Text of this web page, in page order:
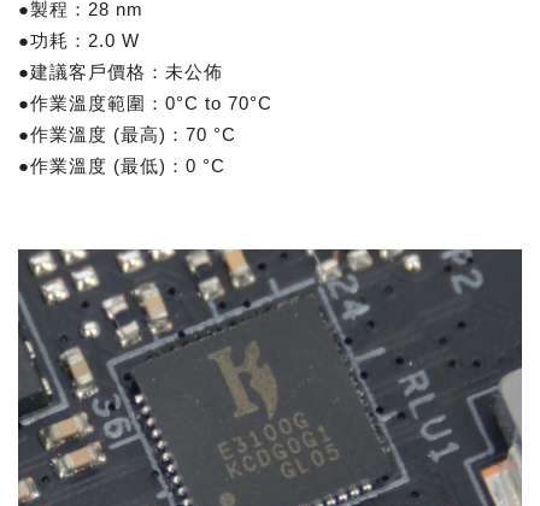
●製程：28 nm
●功耗：2.0 W
●建議客戶價格：未公佈
●作業溫度範圍：0°C to 70°C
●作業溫度 (最高)：70 °C
●作業溫度 (最低)：0 °C